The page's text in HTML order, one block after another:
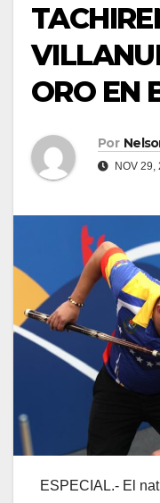
ORO EN
Por
NOV 29,
ESPECIAL.- El